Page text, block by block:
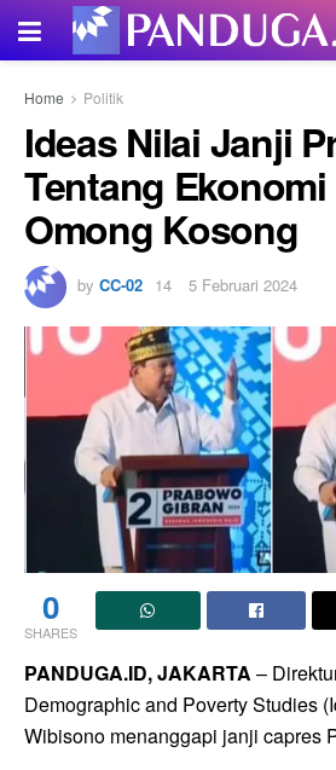
Home Politik
Ideas Nilai Janji
Tentang Ekonomi
Omong Kosong
by CC-02 5 Februari 2024
0
SHARES
PANDUGA.ID, JAKARTA –
Demographic and Poverty Studies
Wibisono menanggapi janji capres